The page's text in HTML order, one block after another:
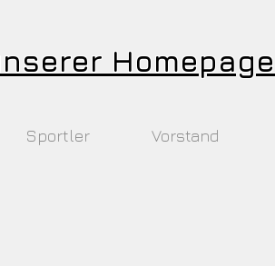
Homepage
Sportler Vorstand